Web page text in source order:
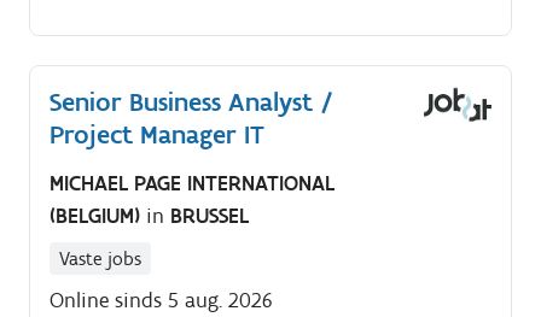
workflow implementation and continuous service
improvements Provide proactive recommendations to
enhance efficiency, quality and customer satisfaction
solutions Solution Delivery.
Senior Business Analyst /
Project Manager IT
MICHAEL PAGE INTERNATIONAL
(BELGIUM) in BRUSSEL
Vaste jobs
Online sinds 5 aug. 2026